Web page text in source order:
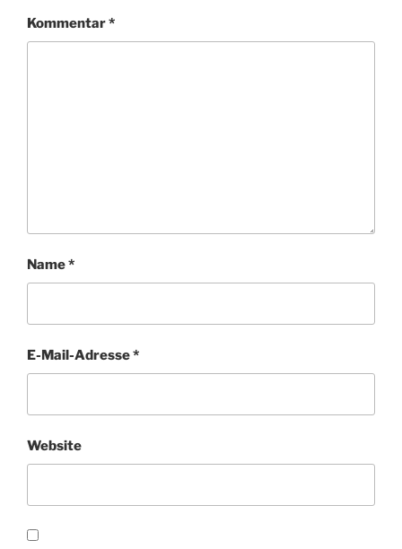
Kommentar*
Name*
E-Mail-Adresse*
Website